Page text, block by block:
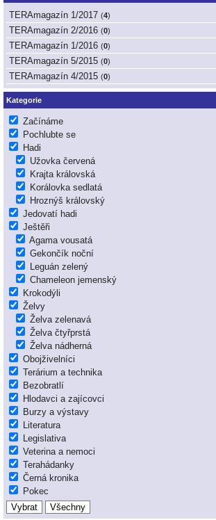
TERAmagazín 1/2017 (4)
TERAmagazín 2/2016 (0)
TERAmagazín 1/2016 (0)
TERAmagazín 5/2015 (0)
TERAmagazín 4/2015 (0)
Kategorie
Začínáme
Pochlubte se
Hadi
Užovka červená
Krajta královská
Korálovka sedlatá
Hroznýš královský
Jedovatí hadi
Ještěři
Agama vousatá
Gekončík noční
Leguán zelený
Chameleon jemenský
Krokodýli
Želvy
Želva zelenavá
Želva čtyřprstá
Želva nádherná
Obojživelníci
Terárium a technika
Bezobratlí
Hlodavci a zajícovci
Burzy a výstavy
Literatura
Legislativa
Veterina a nemoci
Terahádanky
Černá kronika
Pokec